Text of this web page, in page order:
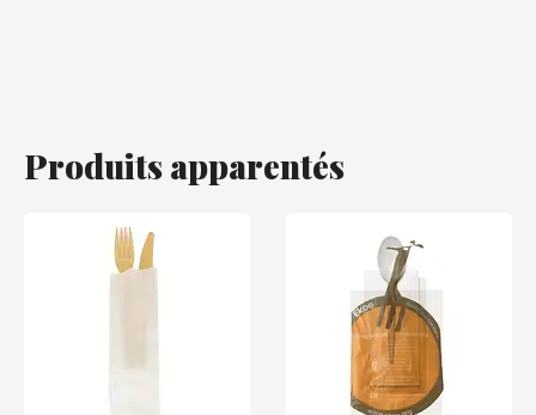
Produits apparentés